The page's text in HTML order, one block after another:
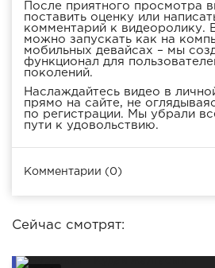
После приятного просмотра
поставить оценку или
комментарий к видеоролику.
можно запускать как на
мобильных девайсах – мы
функционал для
поколений.
Наслаждайтесь видео в
прямо на сайте, не
по регистрации. Мы убрали
пути к удовольствию.
Комментарии (0)
Сейчас смотрят: